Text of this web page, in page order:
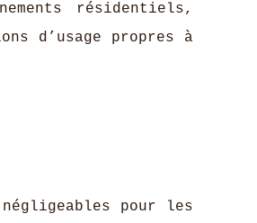
résidentiels,
d’usage propres à
pour les